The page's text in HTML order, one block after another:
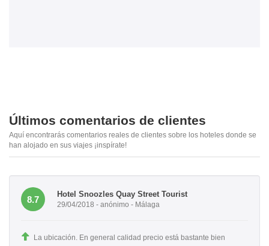
Últimos comentarios de clientes
Aquí encontrarás comentarios reales de clientes sobre los hoteles donde se
han alojado en sus viajes ¡inspírate!
8.7
Hotel Snoozles Quay Street Tourist
29/04/2018 - anónimo - Málaga
La ubicación. En general calidad precio está bastante bien